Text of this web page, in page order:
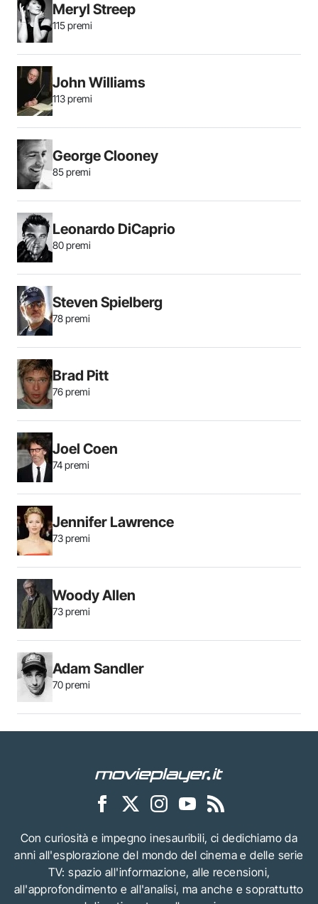
Meryl Streep
115 premi
John Williams
113 premi
George Clooney
85 premi
Leonardo DiCaprio
80 premi
Steven Spielberg
78 premi
Brad Pitt
76 premi
Joel Coen
74 premi
Jennifer Lawrence
73 premi
Woody Allen
73 premi
Adam Sandler
70 premi
Con curiosità e impegno inesauribili, ci dedichiamo da
anni all'esplorazione del mondo del cinema e delle serie
TV: spazio all'informazione, alle recensioni,
all'approfondimento e all'analisi, ma anche e soprattutto